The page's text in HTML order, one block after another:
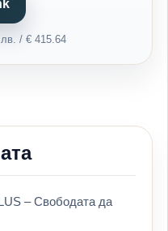
/ € 415.64
– Свободата да